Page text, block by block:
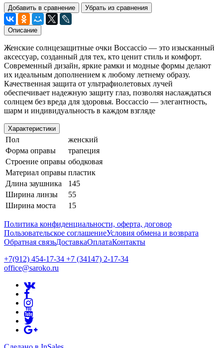
Добавить в сравнение Убрать из сравнения
Описание
Женские солнцезащитные очки Boccaccio — это изысканный
аксессуар, созданный для тех, кто ценит стиль и комфорт.
Современный дизайн, яркие рамки и модные формы делают
их идеальным дополнением к любому летнему образу.
Качественная защита от ультрафиолетовых лучей
обеспечивает надежную защиту глаз, позволяя наслаждаться
солнцем без вреда для здоровья. Boccaccio — элегантность,
шарм и индивидуальность в каждом взгляде
Характеристики
Пол
женский
Форма оправы
трапеция
Строение оправы ободковая
Материал оправы пластик
Длина заушника
145
Ширина линзы
55
Ширина моста
15
Политика конфиденциальности, оферта, договор
Пользовательское соглашениеУсловия обмена и возврата
Обратная связьДоставкаОплатаКонтакты
+7(912) 454-17-34 +7 (34147) 2-17-34
office@saroko.ru